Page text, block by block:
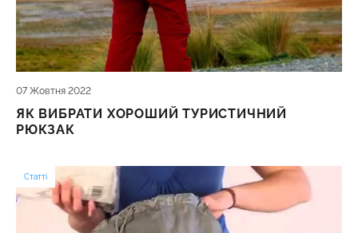
07 Жовтня 2022
ЯК ВИБРАТИ ХОРОШИЙ ТУРИСТИЧНИЙ
РЮКЗАК
Статті